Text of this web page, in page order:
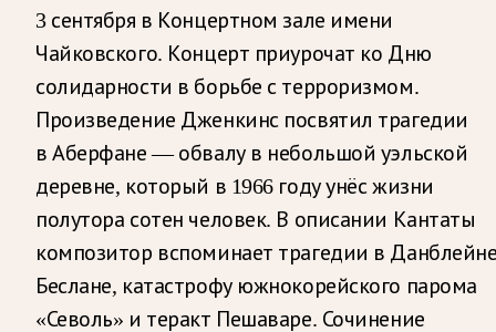
3 сентября в Концертном зале имени
Чайковского. Концерт приурочат ко Дню
солидарности в борьбе с терроризмом.
Произведение Дженкинс посвятил трагедии
в Аберфане — обвалу в небольшой уэльской
деревне, который в 1966 году унёс жизни
полутора сотен человек. В описании Кантаты
композитор вспоминает трагедии в
Беслане, катастрофу южнокорейского парома
«Севоль» и теракт Пешаваре. Сочинение